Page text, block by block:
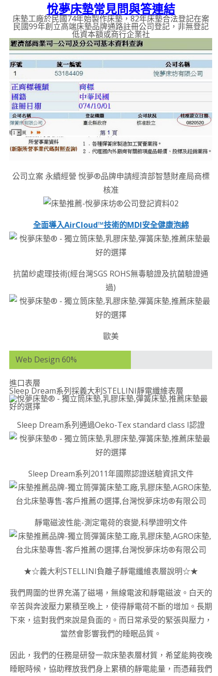
悅夢床墊常見問與答連結
床墊工廠於民國74年始製作床墊，82年床墊合法登記在案
民國99年創立高端床墊品牌通路註冊公司登記，非無登記
低資本額或商行企業社
公司立案 永續經營 悅夢®品牌申請經濟部智慧財產局商標
核准
全面導入AirCloud™技術的MDI安全健康泡綿
抗菌紗處理技術(經台灣SGS ROHS無毒驗證及抗菌驗證通
過)
歐美
Web Design 60%
進口表層
Sleep Dream系列採義大利STELLINI靜電纖維表層
Sleep Dream系列通過Oeko-Tex standard class I認證
Sleep Dream系列2011年國際認證送驗資訊文件
靜電磁波性能-測定電荷的衰變,科學證明文件
★☆義大利STELLINI負離子靜電纖維表層說明☆★
我們周圍的世界充滿了磁場，無線電波和靜電磁波。白天的
辛苦與奔波壓力累積至晚上，使得靜電荷不斷的增加。長期
下來，這對我們來說是負面的。而日常承受的緊張與壓力，
當然會影響我們的睡眠品質。
因此，我們的任務是研發一款床墊表層材質，希望能夠夜晚
睡眠時候，協助釋放我們身上累積的靜電能量，而憑藉我們